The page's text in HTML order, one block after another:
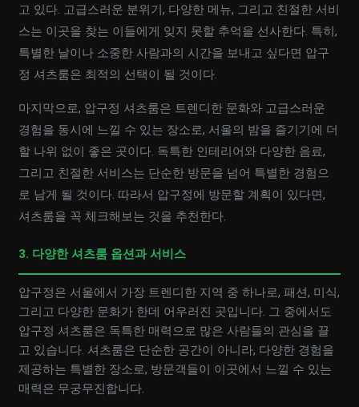
고 있다. 고급스러운 분위기, 다양한 메뉴, 그리고 친절한 서비
스는 이곳을 찾는 이들에게 잊지 못할 추억을 선사한다. 특히,
특별한 날이나 소중한 사람과의 시간을 보내고 싶다면 압구
정 셔츠룸은 최적의 선택이 될 것이다.
마지막으로, 압구정 셔츠룸은 트렌디한 문화와 고급스러운
경험을 동시에 느낄 수 있는 장소로, 서울의 밤을 즐기기에 더
할 나위 없이 좋은 곳이다. 독특한 인테리어와 다양한 음료,
그리고 친절한 서비스는 단순한 방문을 넘어 특별한 경험으
로 남게 될 것이다. 따라서 압구정에 방문할 계획이 있다면,
셔츠룸을 꼭 체크해보는 것을 추천한다.
3. 다양한 셔츠룸 옵션과 서비스
압구정은 서울에서 가장 트렌디한 지역 중 하나로, 패션, 미식,
그리고 다양한 문화가 한데 어우러진 곳입니다. 그 중에서도
압구정 셔츠룸은 독특한 매력으로 많은 사람들의 관심을 끌
고 있습니다. 셔츠룸은 단순한 공간이 아니라, 다양한 경험을
제공하는 특별한 장소로, 방문객들이 이곳에서 느낄 수 있는
매력은 무궁무진합니다.